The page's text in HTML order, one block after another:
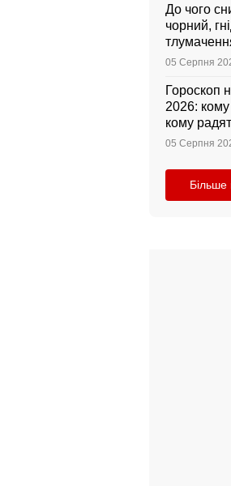
До чого
чорний,
05 Серпня
Гороскоп
2026:
кому
05 Серпня
Більше